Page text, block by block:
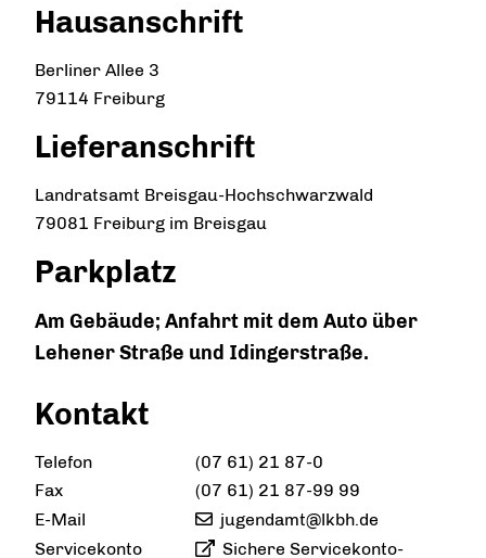
Hausanschrift
Berliner Allee 3
79114 Freiburg
Lieferanschrift
Landratsamt Breisgau-Hochschwarzwald
79081 Freiburg im Breisgau
Parkplatz
Am Gebäude; Anfahrt mit dem Auto über
Lehener Straße und Idingerstraße.
Kontakt
Telefon (07 61) 21 87-0
Fax
(07 61) 21 87-99 99
E-Mail
jugendamt@lkbh.de
Servicekonto
Sichere Servicekonto-